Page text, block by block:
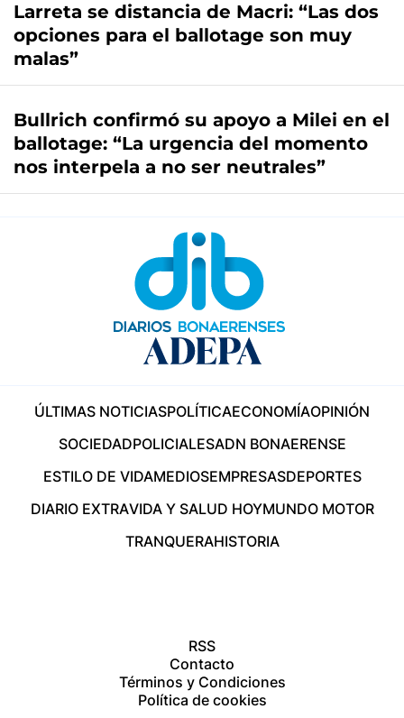
Larreta se distancia de Macri: “Las dos
opciones para el ballotage son muy
malas”
Bullrich confirmó su apoyo a Milei en el
ballotage: “La urgencia del momento
nos interpela a no ser neutrales”
ÚLTIMAS NOTICIASPOLÍTICAECONOMÍAOPINIÓN
SOCIEDADPOLICIALESADN BONAERENSE
ESTILO DE VIDAMEDIOSEMPRESASDEPORTES
DIARIO EXTRAVIDA Y SALUD HOYMUNDO MOTOR
TRANQUERAHISTORIA
RSS
Contacto
Términos y Condiciones
Política de cookies